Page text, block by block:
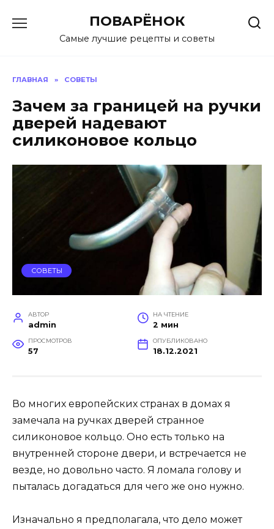
содержанию
ПОВАРЁНОК
Самые лучшие рецепты и советы
ГЛАВНАЯ » СОВЕТЫ
Зачем за границей на ручки
дверей надевают
силиконовое кольцо
СОВЕТЫ
АВТОР
admin
НА ЧТЕНИЕ
2 мин
ПРОСМОТРОВ
57
ОПУБЛИКОВАНО
18.12.2021
Во многих европейских странах в домах я
замечала на ручках дверей странное
силиконовое кольцо. Оно есть только на
внутренней стороне двери, и встречается не
везде, но довольно часто. Я ломала голову и
пыталась догадаться для чего же оно нужно.
Изначально я предполагала, что дело может